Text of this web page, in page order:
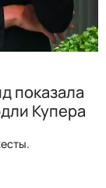
показала
Купера